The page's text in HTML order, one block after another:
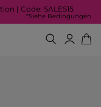
| Code: SALES15
*Siehe Bedingungen